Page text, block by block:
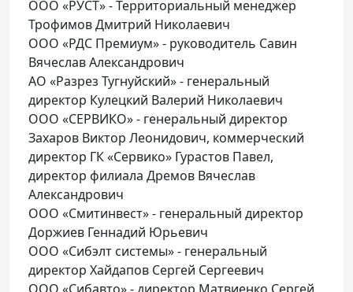
ООО «РУСТ» - Территориальный менеджер
Трофимов Дмитрий Николаевич
ООО «РДС Премиум» - руководитель Савин
Вячеслав Александрович
АО «Разрез Тугнуйский» - генеральный
директор Кулецкий Валерий Николаевич
ООО «СЕРВИКО» - генеральный директор
Захаров Виктор Леонидович, коммерческий
директор ГК «Сервико» Гурастов Павел,
директор филиала Дремов Вячеслав
Александрович
ООО «Смитинвест» - генеральный директор
Доржиев Геннадий Юрьевич
ООО «Сибэлт системы» - генеральный
директор Хайдапов Сергей Сергеевич